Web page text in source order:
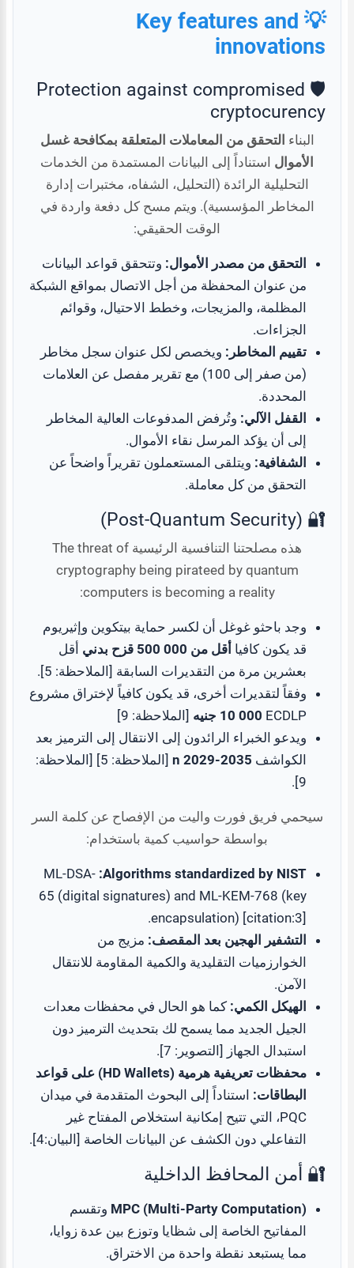
💡 Key features and
innovations
🛡️ Protection against compromised
cryptocurency
البناء التحقق من المعاملات المتعلقة بمكافحة غسل
الأموال استناداً إلى البيانات المستمدة من الخدمات
التحليلية الرائدة (التحليل، الشفاه، مختبرات إدارة
المخاطر المؤسسية). ويتم مسح كل دفعة واردة في
الوقت الحقيقي:
التحقق من مصدر الأموال: وتتحقق قواعد البيانات
من عنوان المحفظة من أجل الاتصال بمواقع الشبكة
المظلمة، والمزيجات، وخطط الاحتيال، وقوائم
الجزاءات.
تقييم المخاطر: ويخصص لكل عنوان سجل مخاطر
(من صفر إلى 100) مع تقرير مفصل عن العلامات
المحددة.
القفل الآلي: وتُرفض المدفوعات العالية المخاطر
إلى أن يؤكد المرسل نقاء الأموال.
الشفافية: ويتلقى المستعملون تقريراً واضحاً عن
التحقق من كل معاملة.
🔐 (Post-Quantum Security)
هذه مصلحتنا التنافسية الرئيسية The threat of
cryptography being pirateed by quantum
computers is becoming a reality:
وجد باحثو غوغل أن لكسر حماية بيتكوين وإثيريوم
قد يكون كافياأقل من 000 500 قزح بدني
أقل
بعشرين مرة من التقديرات السابقة [الملاحظة: 5].
وفقاً لتقديرات أخرى، قد يكون كافياً لإختراق مشروع
ECDLP 000 10 جنيه
[الملاحظة: 9]
ويدعو الخبراء الرائدون إلى الانتقال إلى الترميز بعد
الكواشف 2029-2035 n
[الملاحظة: 5] [الملاحظة:
9].
سيحمي فريق فورت واليت من الإفصاح عن كلمة السر
بواسطة حواسيب كمية باستخدام:
Algorithms standardized by NIST:
ML-DSA-
65 (digital signatures) and ML-KEM-768 (key
encapsulation) [citation:3].
التشفير الهجين بعد المقصف: مزيج من
الخوارزميات التقليدية والكمية المقاومة للانتقال
الآمن.
الهيكل الكمي: كما هو الحال في محفظات معدات
الجيل الجديد مما يسمح لك بتحديث الترميز دون
استبدال الجهاز [التصوير: 7].
محفظات تعريفية هرمية (HD Wallets) على قواعد
البطاقات: استناداً إلى البحوث المتقدمة في ميدان
PQC، التي تتيح إمكانية استخلاص المفتاح غير
التفاعلي دون الكشف عن البيانات الخاصة [البيان:4].
🔐 أمن المحافظ الداخلية
MPC (Multi-Party Computation) وتقسم
المفاتيح الخاصة إلى شظايا وتوزع بين عدة زوايا،
مما يستبعد نقطة واحدة من الاختراق.